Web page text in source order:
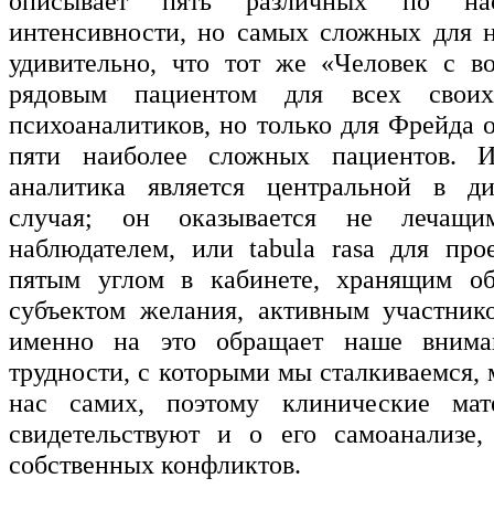
интенсивности, но самых сложных для
удивительно, что тот же «Человек с
рядовым пациентом для всех
психоаналитиков, но только для Фрейда
пяти наиболее сложных пациентов.
аналитика является центральной в
случая; он оказывается не
наблюдателем, или tabula rasa для
пятым углом в кабинете, хранящим
субъектом желания, активным
именно на это обращает наше
трудности, с которыми мы сталкиваемся,
нас самих, поэтому клинические
свидетельствуют и о его самоанализе,
собственных конфликтов.